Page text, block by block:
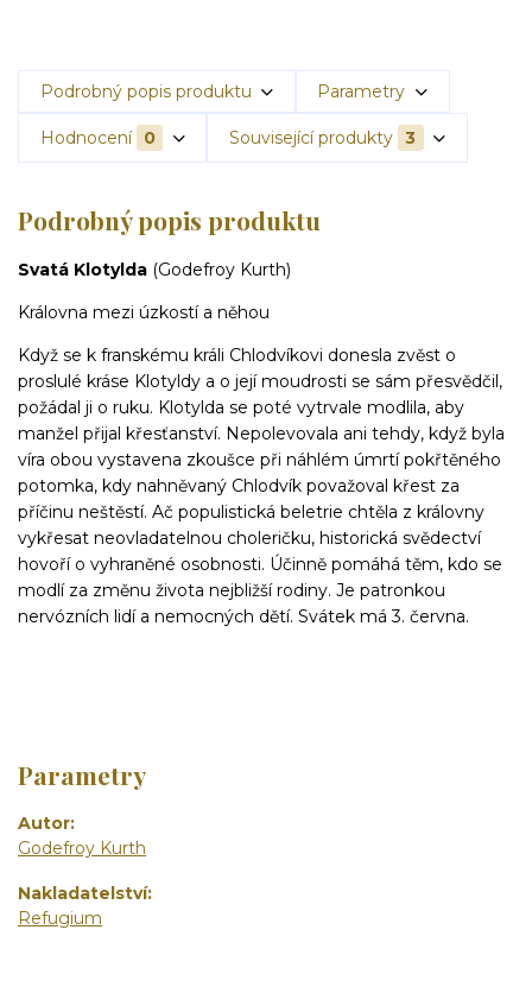
Podrobný popis produktu Parametry
Hodnocení 0 Související produkty 3
Podrobný popis produktu
Svatá Klotylda (Godefroy Kurth)
Královna mezi úzkostí a něhou
Když se k franskému králi Chlodvíkovi donesla zvěst o
proslulé kráse Klotyldy a o její moudrosti se sám přesvědčil,
požádal ji o ruku. Klotylda se poté vytrvale modlila, aby
manžel přijal křesťanství. Nepolevovala ani tehdy, když byla
víra obou vystavena zkoušce při náhlém úmrtí pokřtěného
potomka, kdy nahněvaný Chlodvík považoval křest za
příčinu neštěstí. Ač populistická beletrie chtěla z královny
vykřesat neovladatelnou choleričku, historická svědectví
hovoří o vyhraněné osobnosti. Účinně pomáhá těm, kdo se
modlí za změnu života nejbližší rodiny. Je patronkou
nervózních lidí a nemocných dětí. Svátek má 3. června.
Parametry
Autor
Godefroy Kurth
Nakladatelství
Refugium